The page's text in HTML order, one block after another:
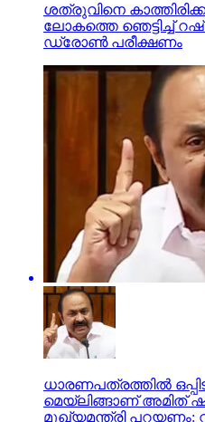
ശത്രുവിനെ
ലോകത്തെ ഞെട്ടിച്ച്
ഡ്രോണ്‍ പരീക്ഷണം
ധാരണപത്രത്തില്‍
മെയ്‌ലിങ്ങാണ് അമിത്
മുഖ്യമന്ത്രി പറയണം: